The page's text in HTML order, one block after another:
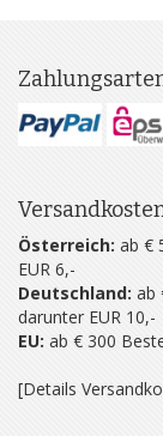
Österreich: ab €
EUR 6,-
Deutschland: ab
darunter EUR 10,-
EU: ab € 300
[Details